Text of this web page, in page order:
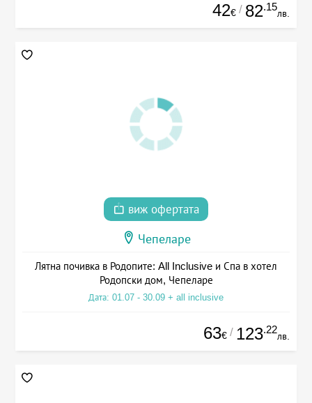
42€ / 82.15
лв.
виж офертата
Чепеларе
Лятна почивка в Родопите: All Inclusive и Спа в хотел
Родопски дом, Чепеларе
Дата: 01.07 - 30.09 + all inclusive
63€ / 123.22
лв.